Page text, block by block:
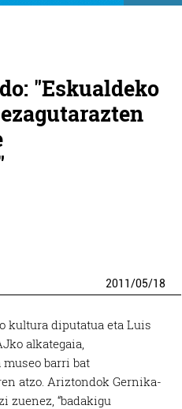
"Eskualdeko
2011/05/18
kultura diputatua eta Luis
alkategaia,
barri bat
atzo. Ariztondok Gernika-
zuenez, “badakigu